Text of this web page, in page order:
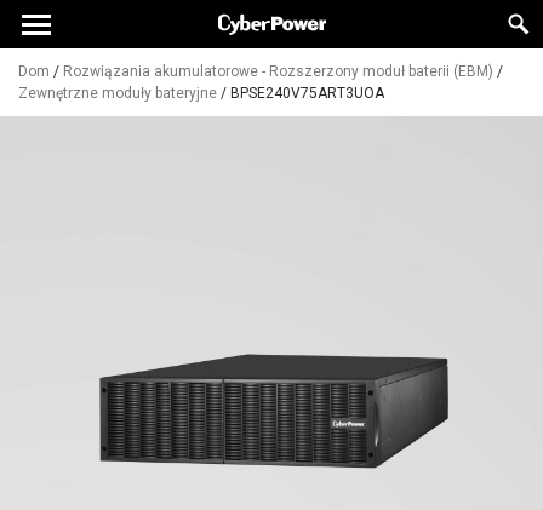
Dom / Rozwiązania akumulatorowe - Rozszerzony moduł baterii (EBM) /
Zewnętrzne moduły bateryjne / BPSE240V75ART3UOA